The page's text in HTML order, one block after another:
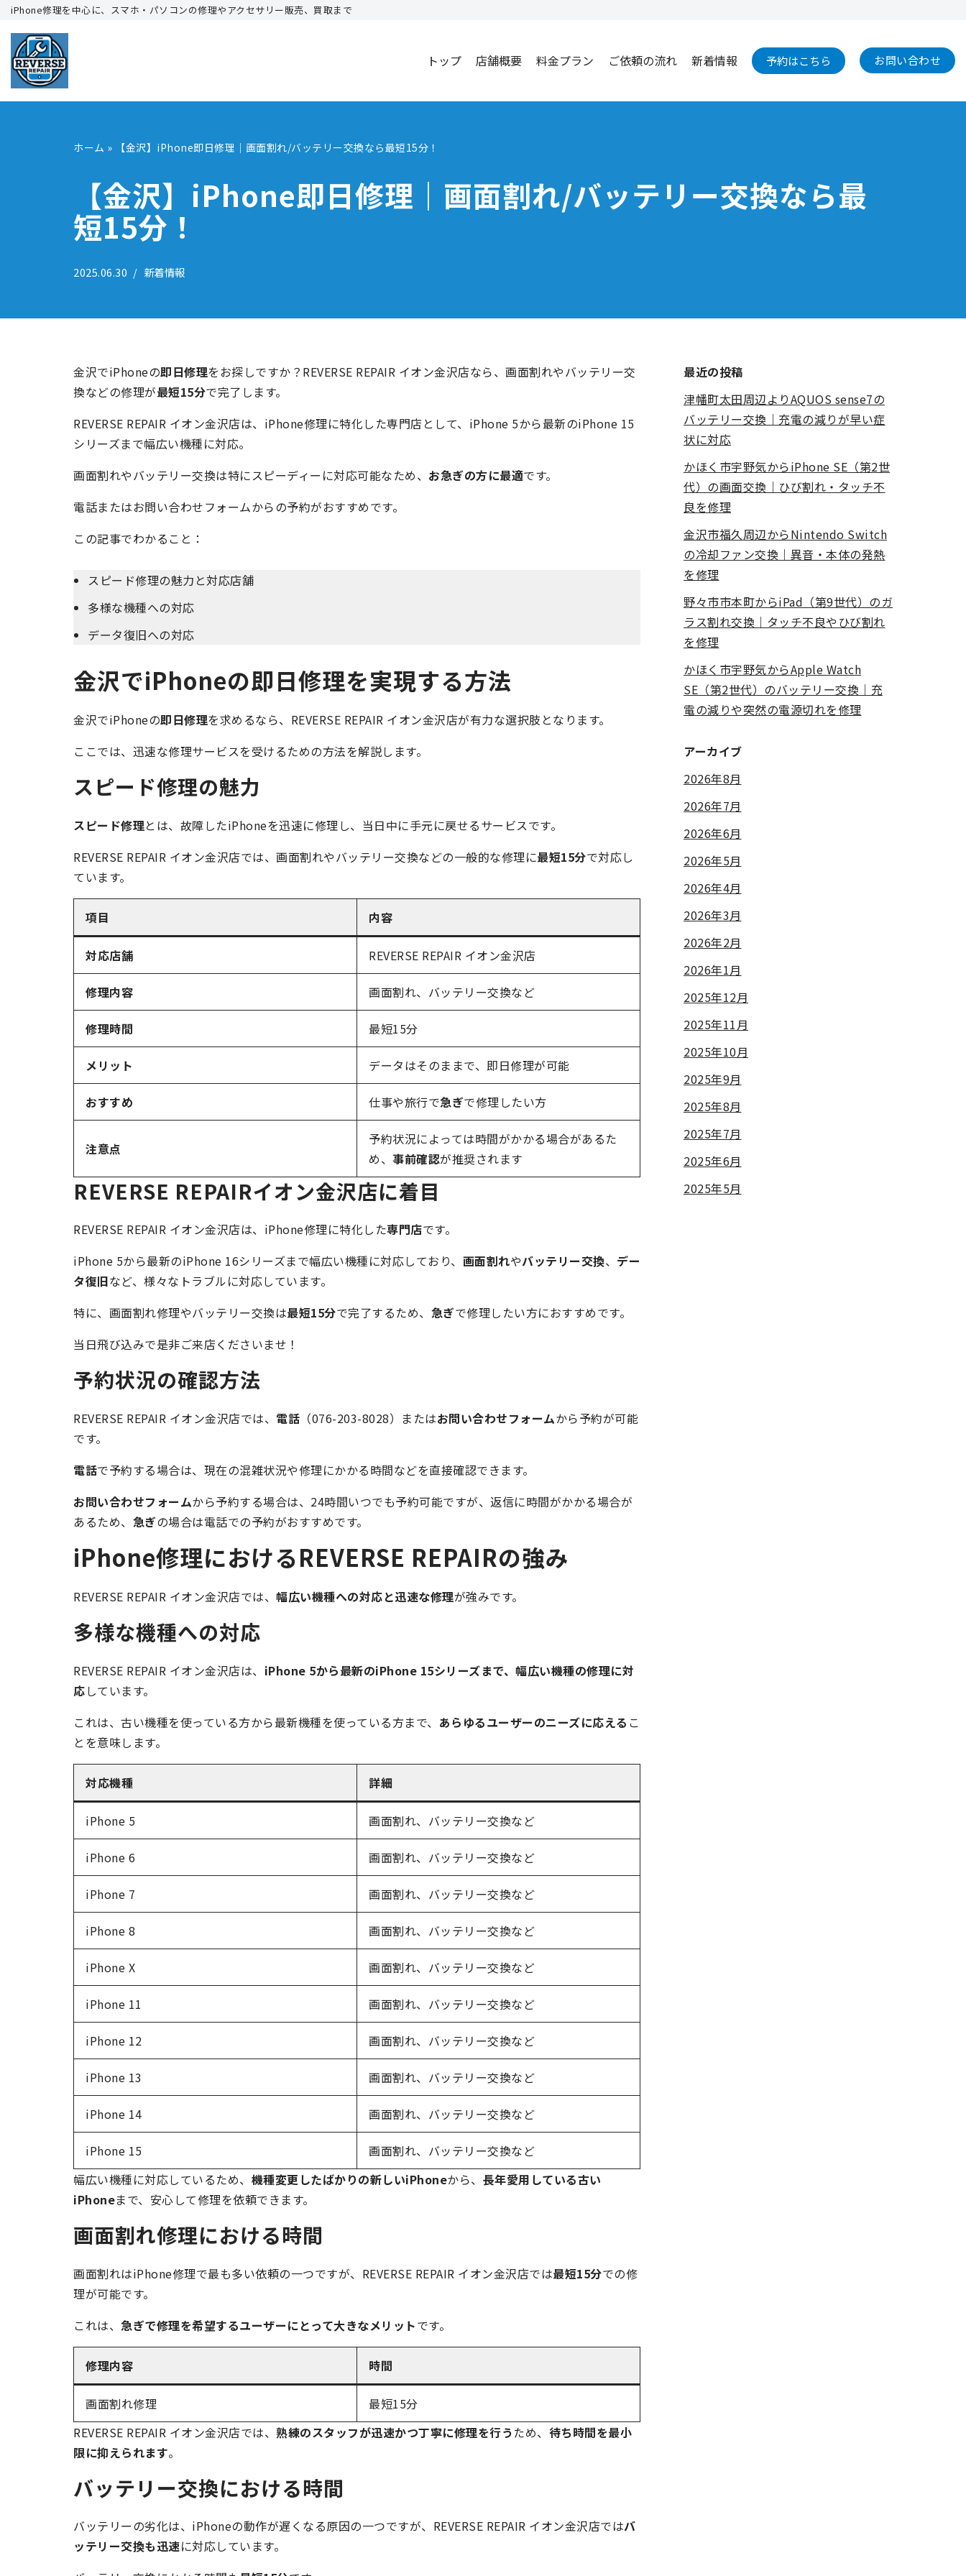
コ
ン
テ
ン
iPhone修理を中心に、スマホ・パソコンの修理やアクセサリー販売、買取まで
トップ 店舗概要 料金プラン ご依頼の流れ 新着情報 予約はこちら お問い合わせ
ホーム » 【金沢】iPhone即日修理｜画面割れ/バッテリー交換なら最短15分！
【金沢】iPhone即日修理｜画面割れ/バッテリー交換なら最
短15分！
2025.06.30 新着情報
金沢でiPhoneの即日修理をお探しですか？REVERSE REPAIR イオン金沢店なら、画面割れやバッテリー交
換などの修理が最短15分で完了します。
REVERSE REPAIR イオン金沢店は、iPhone修理に特化した専門店として、iPhone 5から最新のiPhone 15
シリーズまで幅広い機種に対応。
画面割れやバッテリー交換は特にスピーディーに対応可能なため、 お急ぎの方に最適です。
電話またはお問い合わせフォームからの予約がおすすめです。
この記事でわかること：
スピード修理の魅力と対応店舗
多様な機種への対応
データ復旧への対応
金沢でiPhoneの即日修理を実現する方法
金沢でiPhoneの即日修理を求めるなら、REVERSE REPAIR イオン金沢店が有力な選択肢となります。
ここでは、迅速な修理サービスを受けるための方法を解説します。
スピード修理の魅力
スピード修理とは、故障したiPhoneを迅速に修理し、当日中に手元に戻せるサービスです。
REVERSE REPAIR イオン金沢店では、画面割れやバッテリー交換などの一般的な修理に最短15分で対応し
ています。
項目 内容
対応店舗 REVERSE REPAIR イオン金沢店
修理内容 画面割れ、バッテリー交換など
修理時間 最短15分
メリット データはそのままで、即日修理が可能
おすすめ 仕事や旅行で急ぎで修理したい方
注意点
予約状況によっては時間がかかる場合があるた
め、 事前確認が推奨されます
REVERSE REPAIRイオン金沢店に着目
REVERSE REPAIR イオン金沢店は、iPhone修理に特化した専門店です。
iPhone 5から最新のiPhone 16シリーズまで幅広い機種に対応しており、 画面割れやバッテリー交換、 デー
タ復旧など、様々なトラブルに対応しています。
特に、画面割れ修理やバッテリー交換は最短15分で完了するため、 急ぎで修理したい方におすすめです。
当日飛び込みで是非ご来店くださいませ！
予約状況の確認方法
REVERSE REPAIR イオン金沢店では、 電話 （076-203-8028）またはお問い合わせフォームから予約が可能
です。
電話で予約する場合は、現在の混雑状況や修理にかかる時間などを直接確認できます。
お問い合わせフォームから予約する場合は、24時間いつでも予約可能ですが、返信に時間がかかる場合が
あるため、 急ぎの場合は電話での予約がおすすめです。
iPhone修理におけるREVERSE REPAIRの強み
REVERSE REPAIR イオン金沢店では、 幅広い機種への対応と迅速な修理が強みです。
多様な機種への対応
REVERSE REPAIR イオン金沢店は、 iPhone 5から最新のiPhone 15シリーズまで、幅広い機種の修理に対
応しています。
これは、古い機種を使っている方から最新機種を使っている方まで、 あらゆるユーザーのニーズに応える こ
とを意味します。
対応機種 詳細
iPhone 5 画面割れ、バッテリー交換など
iPhone 6 画面割れ、バッテリー交換など
iPhone 7 画面割れ、バッテリー交換など
iPhone 8 画面割れ、バッテリー交換など
iPhone X 画面割れ、バッテリー交換など
iPhone 11 画面割れ、バッテリー交換など
iPhone 12 画面割れ、バッテリー交換など
iPhone 13 画面割れ、バッテリー交換など
iPhone 14 画面割れ、バッテリー交換など
iPhone 15
画面割れ、バッテリー交換など
幅広い機種に対応しているため、 機種変更したばかりの新しいiPhoneから、 長年愛用している古い
iPhoneまで、安心して修理を依頼できます。
画面割れ修理における時間
画面割れはiPhone修理で最も多い依頼の一つですが、REVERSE REPAIR イオン金沢店では最短15分での修
理が可能です。
これは、 急ぎで修理を希望するユーザーにとって大きなメリットです。
修理内容 時間
画面割れ修理
最短15分
REVERSE REPAIR イオン金沢店では、 熟練のスタッフが迅速かつ丁寧に修理を行う ため、 待ち時間を最小
限に抑えられます。
バッテリー交換における時間
バッテリーの劣化は、iPhoneの動作が遅くなる原因の一つですが、REVERSE REPAIR イオン金沢店ではバ
ッテリー交換も迅速に対応しています。
最近の投稿
津幡町太田周辺よりAQUOS sense7の
バッテリー交換｜充電の減りが早い症
状に対応
かほく市宇野気からiPhone SE（第2世
代）の画面交換｜ひび割れ・タッチ不
良を修理
金沢市福久周辺からNintendo Switch
の冷却ファン交換｜異音・本体の発熱
を修理
野々市市本町からiPad（第9世代）のガ
ラス割れ交換｜タッチ不良やひび割れ
を修理
かほく市宇野気からApple Watch
SE（第2世代）のバッテリー交換｜充
電の減りや突然の電源切れを修理
アーカイブ
2026年8月
2026年7月
2026年6月
2026年5月
2026年4月
2026年3月
2026年2月
2026年1月
2025年12月
2025年11月
2025年10月
2025年9月
2025年8月
2025年7月
2025年6月
2025年5月